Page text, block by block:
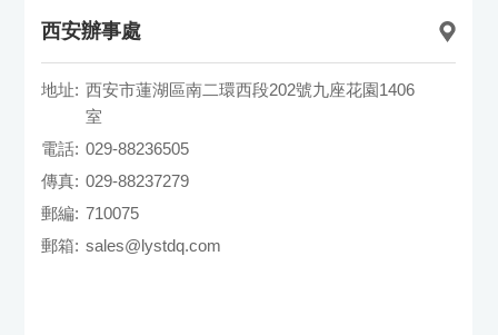
西安辦事處
地址: 西安市蓮湖區南二環西段202號九座花園1406
室
電話: 029-88236505
傳真: 029-88237279
郵編: 710075
郵箱: sales@lystdq.com